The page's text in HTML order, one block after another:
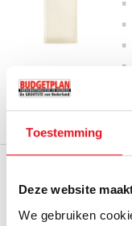
Toestemming
Deze website
We gebruiken